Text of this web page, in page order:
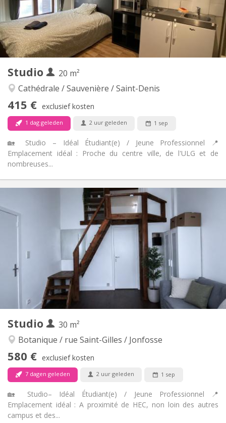
Inrichting
Badkamer:
Privaat
Keuken:
Privé (aparte kamer)
Oppervlakte:
30 m
Private kamers:
3
Toegang voor PBM:
Nee
Studio
20 m²
Cathédrale / Sauvenière / Saint-Denis
415 € exclusief kosten
1 dag geleden 2 uur geleden 1 sep
🏡 Studio – Idéal Étudiant(e) / Jeune Professionnel 📍
Emplacement idéal : Proche du centre ville, de l'ULG et de
nombreuses...
Praktische Informatie
Kosten:
170 €
Duur:
12 maanden
Domiciliëring:
Toegelaten
Privaat
Keuken:
in de kamer
Oppervlakte:
20 m
2
Private kamers:
2
Toegang voor PBM:
Nee
Studio
30 m²
Botanique / rue Saint-Gilles / Jonfosse
580 € exclusief kosten
7 dagen geleden 2 uur geleden 1 sep
🏡 Studio– Idéal Étudiant(e) / Jeune Professionnel 📍
Emplacement idéal : A proximité de HEC, non loin des autres
campus et des...